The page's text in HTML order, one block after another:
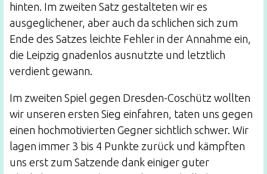
hinten. Im zweiten Satz gestalteten wir es
ausgeglichener, aber auch da schlichen sich zum
Ende des Satzes leichte Fehler in der Annahme ein,
die Leipzig gnadenlos ausnutzte und letztlich
verdient gewann.
Im zweiten Spiel gegen Dresden-Coschütz wollten
wir unseren ersten Sieg einfahren, taten uns gegen
einen hochmotivierten Gegner sichtlich schwer. Wir
lagen immer 3 bis 4 Punkte zurück und kämpften
uns erst zum Satzende dank einiger guter